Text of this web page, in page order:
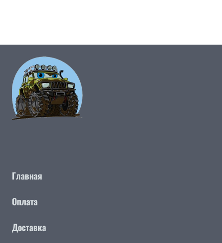
Главная
Оплата
Доставка